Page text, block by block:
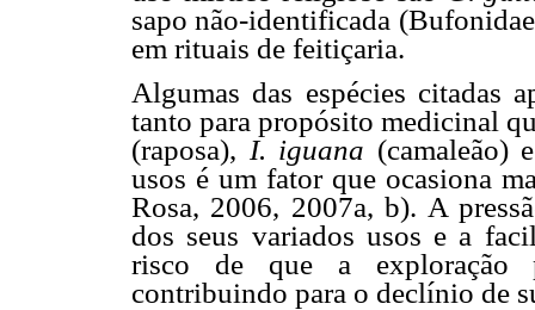
sapo não-identificada
em rituais de feitiçaria.
Algumas das espécies citadas
tanto para propósito medicinal
(raposa), I. iguana (camaleão)
usos é um fator que ocasiona
Rosa, 2006, 2007a, b). A
dos seus variados usos e a
risco de que a exploração
contribuindo para o declínio de